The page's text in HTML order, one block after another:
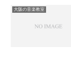
大阪の音楽教室